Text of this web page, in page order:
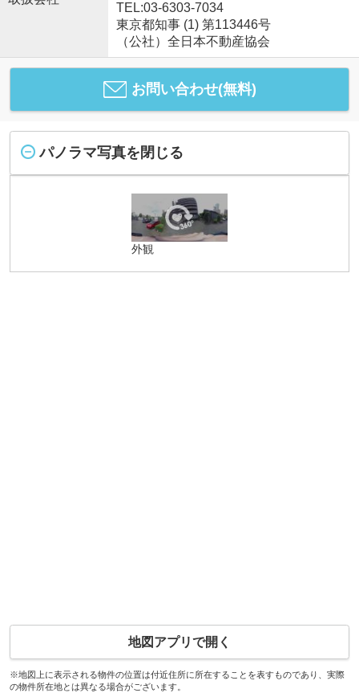
TEL:03-6303-7034
東京都知事 (1) 第113446号
（公社）全日本不動産協会
お問い合わせ(無料)
パノラマ写真を閉じる
外観
地図アプリで開く
※地図上に表示される物件の位置は付近住所に所在することを表すものであり、実際
の物件所在地とは異なる場合がございます。